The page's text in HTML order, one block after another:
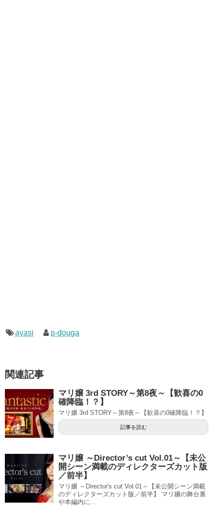
ayasi p-douga
関連記事
マリ嬢 3rd STORY～第8夜～【歓喜の0
確降臨！？】
マリ嬢 3rd STORY～第8夜～【歓喜の0確降臨！？】
記事を読む
マリ嬢 ～Director’s cut Vol.01～【未公
開シーン満載のディレクターズカット版
／前半】
マリ嬢 ～Director's cut Vol.01～【未公開シーン満載
のディレクターズカット版／前半】 マリ嬢の舞台裏
や本編内に...